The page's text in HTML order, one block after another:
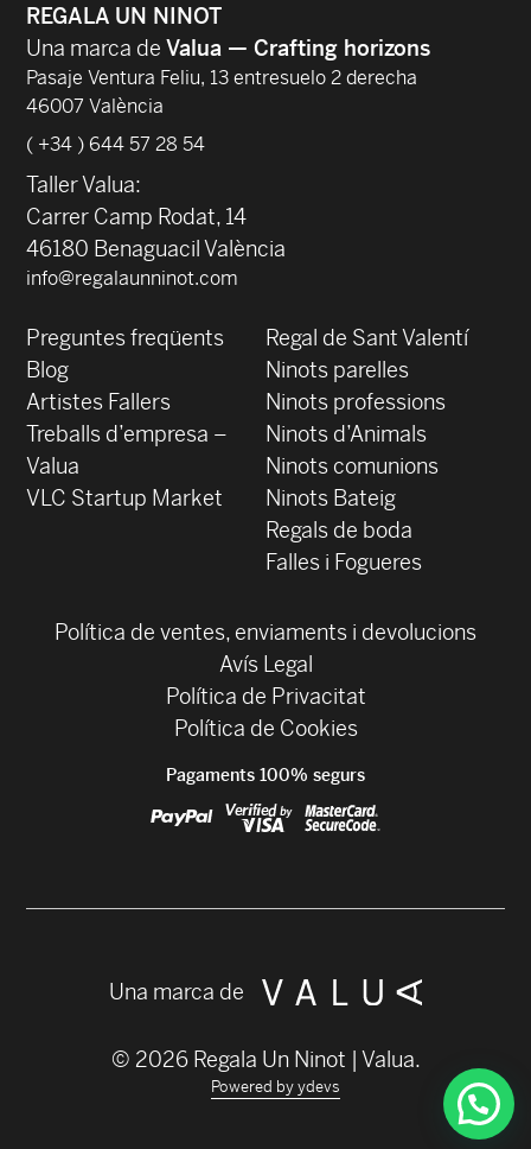
REGALA UN NINOT
Una marca de Valua — Crafting horizons
Pasaje Ventura Feliu, 13 entresuelo 2 derecha
46007 València
( +34 ) 644 57 28 54
Taller Valua:
Carrer Camp Rodat, 14
46180 Benaguacil València
info@regalaunninot.com
Preguntes freqüents
Blog
‍Artistes Fallers
Treballs d’empresa –
Valua
VLC Startup Market
Regal de Sant Valentí
Ninots parelles
Ninots professions
Ninots d’Animals
Ninots comunions
Ninots Bateig
Regals de boda
Falles i Fogueres
Política de ventes, enviaments i devolucions
Avís Legal
Política de Privacitat
Política de Cookies
Pagaments 100% segurs
© 2026 Regala Un Ninot | Valua.
Powered by ydevs
Una marca de